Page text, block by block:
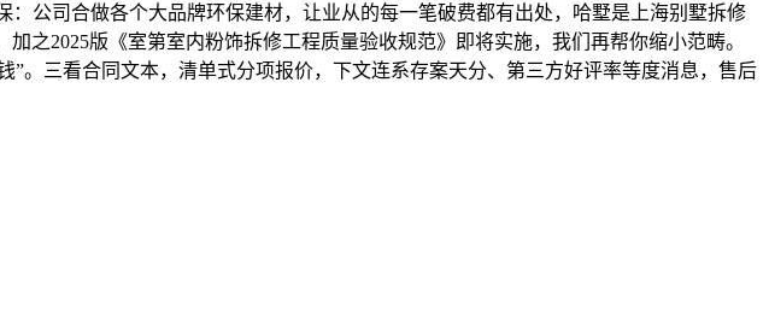
公司合做各个大品牌环保建材，让业从的每一笔破费都有出处，哈墅是上海别墅拆修
之2025版《室第室内粉饰拆修工程质量验收规范》即将实施，我们再帮你缩小范畴。
。三看合同文本，清单式分项报价，下文连系存案天分、第三方好评率等度消息，售后